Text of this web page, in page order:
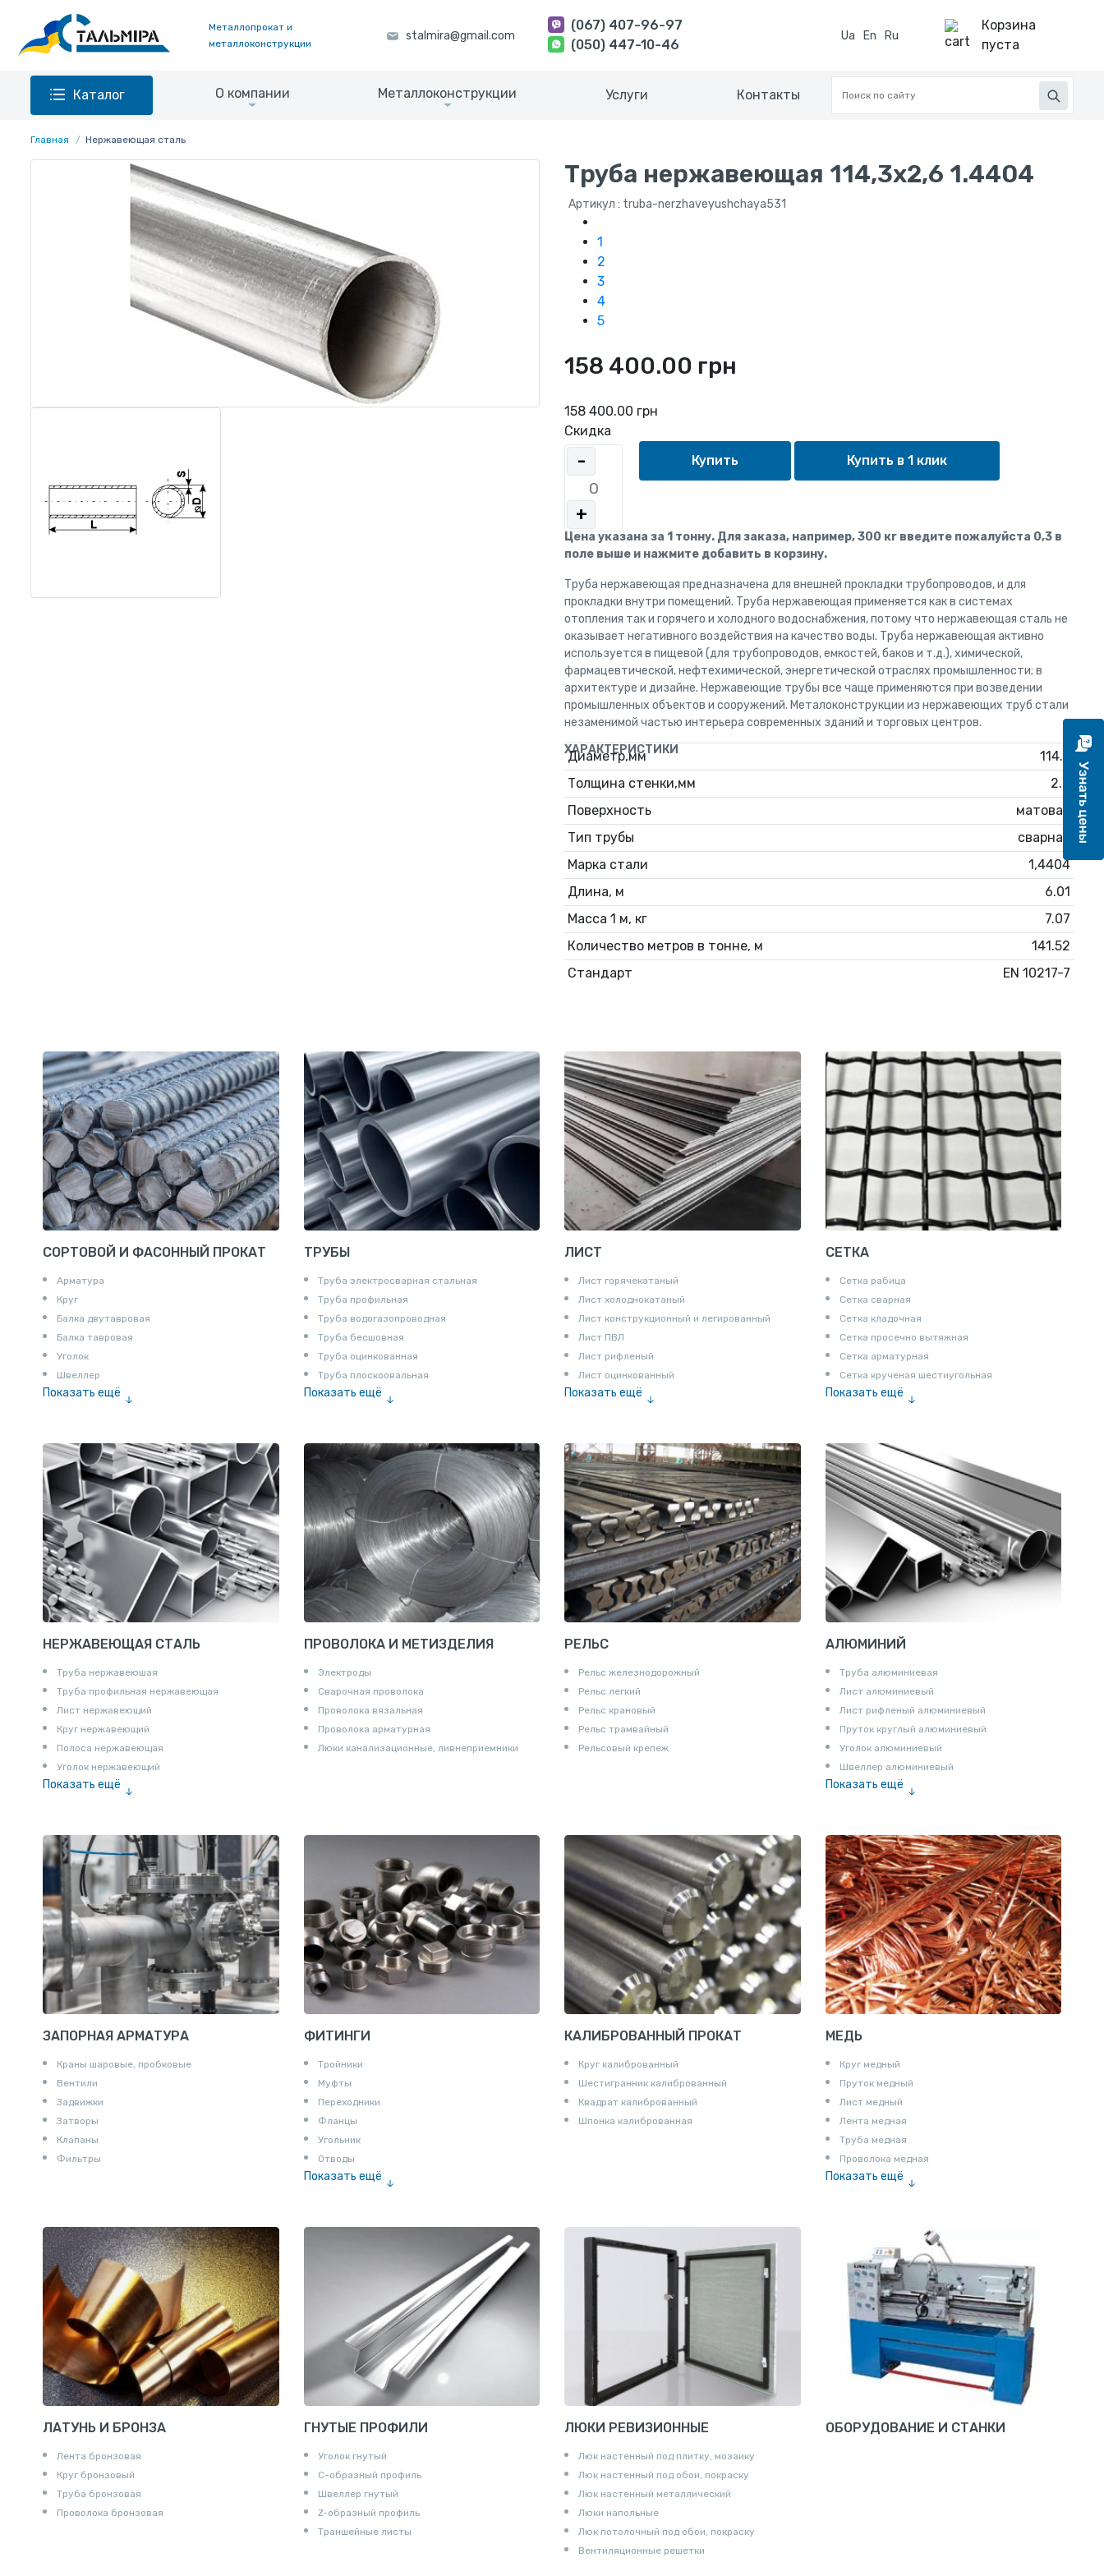
Металлопрокат и
металлоконструкции
(067) 407-96-97
(050) 447-10-46
Ua En Ru
Корзина
пуста
Каталог О компании Металлоконструкции Услуги Контакты
Главная Нержавеющая сталь
Труба нержавеющая 114,3x2,6 1.4404
Артикул : truba-nerzhaveyushchaya531
1
2
3
4
5
158 400.00 грн
158 400.00 грн
Скидка
-
+
Купить в 1 клик
Цена указана за 1 тонну. Для заказа, например, 300 кг введите пожалуйста 0,3 в
поле выше и нажмите добавить в корзину.
Труба нержавеющая предназначена для внешней прокладки трубопроводов, и для
прокладки внутри помещений. Труба нержавеющая применяется как в системах
отопления так и горячего и холодного водоснабжения, потому что нержавеющая сталь не
оказывает негативного воздействия на качество воды. Труба нержавеющая активно
используется в пищевой (для трубопроводов, емкостей, баков и т.д.), химической,
фармацевтической, нефтехимической, энергетической отраслях промышленности; в
архитектуре и дизайне. Нержавеющие трубы все чаще применяются при возведении
промышленных объектов и сооружений. Металоконструкции из нержавеющих труб стали
незаменимой частью интерьера современных зданий и торговых центров.
ХАРАКТЕРИСТИКИ
Диаметр,мм
114.3
Толщина стенки,мм
2.6
Поверхность
матовая
Тип трубы
сварная
Марка стали
1,4404
Длина, м
6.01
Масса 1 м, кг
7.07
Количество метров в тонне, м
141.52
Стандарт
EN 10217-7
СОРТОВОЙ И ФАСОННЫЙ ПРОКАТ
Арматура
Круг
Балка двутавровая
Балка тавровая
Уголок
Швеллер
Показать ещё
Катанка
Шестигранник
Полособульб
Полукруг
Шпунт Ларсена
ТРУБЫ
Труба электросварная стальная
Труба профильная
Труба водогазопроводная
Труба бесшовная
Труба оцинкованная
Труба плоскоовальная
Показать ещё
ЛИСТ
Лист горячекатаный
Лист холоднокатаный
Лист конструкционный и легированный
Лист ПВЛ
Лист рифленый
Лист оцинкованный
Показать ещё
СЕТКА
Сетка рабица
Сетка сварная
Сетка кладочная
Сетка просечно вытяжная
Сетка арматурная
Сетка крученая шестиугольная
Показать ещё
НЕРЖАВЕЮЩАЯ СТАЛЬ
Труба нержавеюшая
Труба профильная нержавеющая
Лист нержавеющий
Круг нержавеющий
Полоса нержавеющая
Уголок нержавеющий
Показать ещё
ПРОВОЛОКА И МЕТИЗДЕЛИЯ
Электроды
Сварочная проволока
Проволока вязальная
Проволока арматурная
Люки канализационные, ливнеприемники
РЕЛЬС
Рельс железнодорожный
Рельс легкий
Рельс крановый
Рельс трамвайный
Рельсовый крепеж
АЛЮМИНИЙ
Труба алюминиевая
Лист алюминиевый
Лист рифленый алюминиевый
Пруток круглый алюминиевый
Уголок алюминиевый
Швеллер алюминиевый
Показать ещё
Шина электротехническая
Алюминиевая плита
Z профиль алюминиевый
Т профиль алюминиевый
Пруток квадратный алюминиевый
Полоса алюминиевая
Пруток шестигранный алюминиевый
ЗАПОРНАЯ АРМАТУРА
Краны шаровые, пробковые
Вентили
Задвижки
Затворы
Клапаны
Фильтры
ФИТИНГИ
Тройники
Муфты
Переходники
Фланцы
Угольник
Отводы
Показать ещё
Удлинители для труб
Крестовины
Контргайки
КАЛИБРОВАННЫЙ ПРОКАТ
Круг калиброванный
Шестигранник калиброванный
Квадрат калиброванный
Шпонка калиброванная
МЕДЬ
Круг медный
Пруток медный
Лист медный
Лента медная
Труба медная
Проволока медная
Показать ещё
ЛАТУНЬ И БРОНЗА
Лента бронзовая
Круг бронзовый
Труба бронзовая
Проволока бронзовая
ГНУТЫЕ ПРОФИЛИ
Уголок гнутый
С-образный профиль
Швеллер гнутый
Z-образный профиль
Траншейные листы
ЛЮКИ РЕВИЗИОННЫЕ
Люк настенный под плитку, мозаику
Люк настенный под обои, покраску
Люк настенный металлический
Люки напольные
Люк потолочный под обои, покраску
Вентиляционные решетки
ОБОРУДОВАНИЕ И СТАНКИ